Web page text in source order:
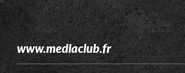
www.mediaclub.fr